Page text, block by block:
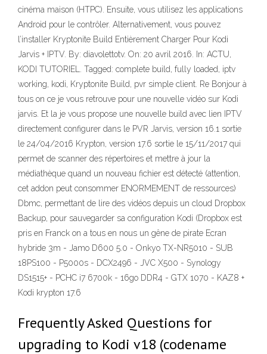
cinéma maison (HTPC). Ensuite, vous utilisez les applications
Android pour le contrôler. Alternativement, vous pouvez
l’installer Kryptonite Build Entièrement Charger Pour Kodi
Jarvis + IPTV. By: diavolettotv. On: 20 avril 2016. In: ACTU,
KODI TUTORIEL. Tagged: complete build, fully loaded, iptv
working, kodi, Kryptonite Build, pvr simple client. Re Bonjour à
tous on ce je vous retrouve pour une nouvelle vidéo sur Kodi
jarvis. Et la je vous propose une nouvelle build avec lien IPTV
directement configurer dans le PVR Jarvis, version 16.1 sortie
le 24/04/2016 Krypton, version 17.6 sortie le 15/11/2017 qui
permet de scanner des répertoires et mettre à jour la
médiathèque quand un nouveau fichier est détecté (attention,
cet addon peut consommer ENORMEMENT de ressources)
Dbmc, permettant de lire des vidéos depuis un cloud Dropbox
Backup, pour sauvegarder sa configuration Kodi (Dropbox est
pris en Franck on a tous en nous un gêne de pirate Ecran
hybride 3m - Jamo D600 5.0 - Onkyo TX-NR5010 - SUB
18PS100 - P5000s - DCX2496 - JVC X500 - Synology
DS1515+ - PCHC i7 6700k - 16go DDR4 - GTX 1070 - KAZ8 +
Kodi krypton 17.6
Frequently Asked Questions for
upgrading to Kodi v18 (codename